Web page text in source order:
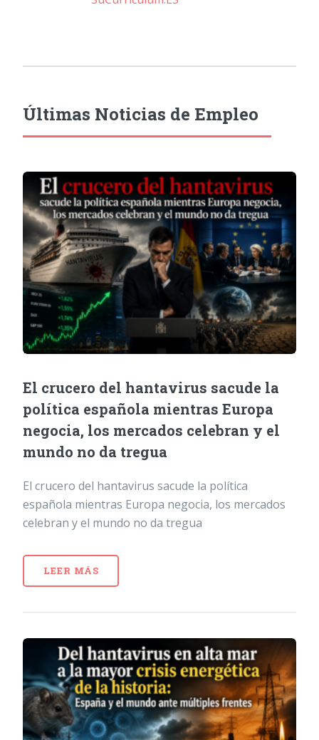
Últimas Noticias de Empleo
El crucero del hantavirus sacude la
política española mientras Europa
negocia, los mercados celebran y el
mundo no da tregua
El crucero del hantavirus sacude la política
española mientras Europa negocia, los mercados
celebran y el mundo no da tregua
LEER MÁS